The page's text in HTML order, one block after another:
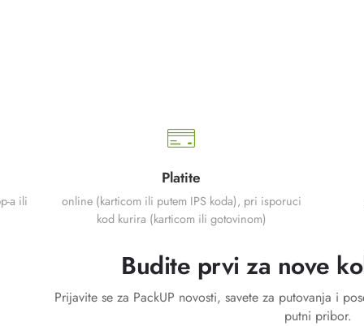
a ili
Platite
online (karticom ili putem IPS koda), pri isporuci
kod kurira (karticom ili gotovinom)
Budite prvi za nove
Prijavite se za PackUP novosti, savete za putovanja i
putni pribor.